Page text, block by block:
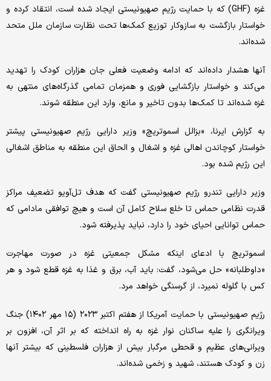
غزه (GHF) که با حمایت رژیم صهیونیستی ایجاد شده است، انتقاد کرده و
خواستار بازگشت به سازوکار توزیع کمک‌ها تحت نظارت سازمان ملل متحد
شده‌اند.
آنها هشدار داده‌اند که ادامه وضعیت فعلی جان هزاران کودک را تهدید
می‌کند و خواستار بازگشایی فوری و همزمان تمامی گذرگاه‌های منتهی به
غزه شده‌اند تا کمک‌ها بدون تاخیر و مانع، وارد این منطقه شوند.
به گزارش ایرنا، «بزالل اسموتریچ» وزیر دارایی رژیم صهیونیستی پیشتر
خواستار کوچاندن اهالی غزه و اشغال و الحاق این منطقه به مناطق اشغالی
این رژیم شده بود.
وزیر دارایی تندرو رژیم صهیونیستی گفت که هدف تل‌آویو تضعیف مراکز
قدرت نظامی حماس تا خلع سلاح کامل آن است و هیچ توافقی مادامی که
حماس توانایی احیای خود را دارد، نباید پذیرفته شود.
اسموتریچ با ادعای اینکه مشکل جمعیتی غزه در صورت مهاجرت
«داوطلبانه» حل می‌شود، گفت: باید آب، برق و غذا به غزه قطع شود و هر
کس با گلوله نمیرد، از گرسنگی خواهد مرد.
رژیم صهیونیستی با حمایت آمریکا از هفتم اکتبر ۲۰۲۳ (۱۵ مهر ۱۴۰۲) جنگ
ویرانگری را علیه ساکنان نوار غزه به راه انداخته که بر اثر آن، افزون بر
ویرانی‌های عظیم و قحطی مرگبار بیش از هزاران فلسطینی که بیشتر آنها
زن و کودک هستند، شهید و زخمی شده‌اند.